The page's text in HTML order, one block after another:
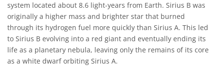
system located about 8.6 light-years from Earth. Sirius B was
originally a higher mass and brighter star that burned
through its hydrogen fuel more quickly than Sirius A. This led
to Sirius B evolving into a red giant and eventually ending its
life as a planetary nebula, leaving only the remains of its core
as a white dwarf orbiting Sirius A.